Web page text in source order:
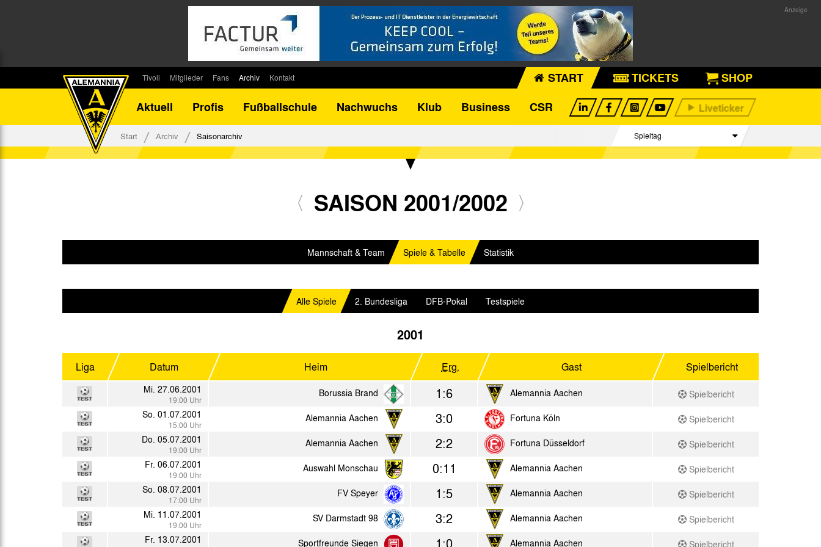
Tivoli
Stadionsprecher
Stadiongaststätte Klömpchensklub
Mitglieder
Kontakt
Fans
Fanbeirat
Fan-Klubs
Archiv
Bilanz DFB-Pokal
Kontakt START TICKETS
SHOP
Aktuell
Profis Fußballschule Nachwuchs Klub Business CSR
Start Archiv Saisonarchiv
Spieltag
Begegnungen
SAISON 2001/2002
Mannschaft & Team Spiele & Tabelle Statistik
Alle Spiele 2. Bundesliga DFB-Pokal Testspiele
2001
Liga Datum Heim Erg. Gast Spielbericht
Mi. 27.06.2001
19:00 Uhr
Borussia Brand 1:6 Alemannia Aachen
Spielbericht
So. 01.07.2001
15:00 Uhr
Alemannia Aachen 3:0 Fortuna Köln
Spielbericht
Do. 05.07.2001
19:00 Uhr
Alemannia Aachen 2:2 Fortuna Düsseldorf
Spielbericht
Fr. 06.07.2001
19:00 Uhr
Auswahl Monschau 0:11 Alemannia Aachen
Spielbericht
So. 08.07.2001
17:00 Uhr
FV Speyer 1:5 Alemannia Aachen
Spielbericht
Mi. 11.07.2001
19:00 Uhr
SV Darmstadt 98 3:2 Alemannia Aachen
Spielbericht
Fr. 13.07.2001
Sportfreunde Siegen 1:0 Alemannia Aachen
Spielbericht